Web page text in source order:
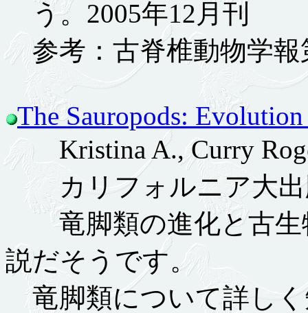
う。2005年12月刊
参考：古脊椎動物学報
The Sauropods:
Kristina A., Curry
カリフォルニア大出
竜脚類の進化と古生
説だそうです。
竜脚類について詳し